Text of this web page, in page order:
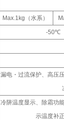
Max.1kg（水系）
-50℃
漏电・过流保护、高压
冷阱温度显示、除霜功
示温度补